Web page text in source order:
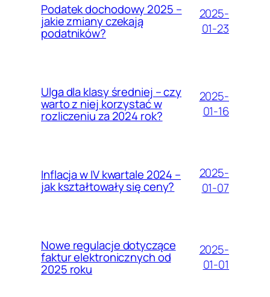
Podatek dochodowy 2025 –
jakie zmiany czekają
podatników?
2025-
01-23
Ulga dla klasy średniej – czy
warto z niej korzystać w
rozliczeniu za 2024 rok?
2025-
01-16
Inflacja w IV kwartale 2024 –
jak kształtowały się ceny?
2025-
01-07
Nowe regulacje dotyczące
faktur elektronicznych od
2025 roku
2025-
01-01